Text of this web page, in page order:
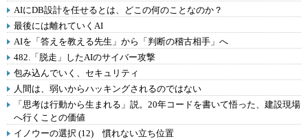
AIにDB設計を任せるとは、どこの何のことなのか？
最後には離れていくAI
AIを「答えを教える先生」から「判断の稽古相手」へ
482.「脱走」したAIのサイバー攻撃
包み込んでいく、セキュリティ
人間は、弱いからハッキングされるのではない
「思考は行動から生まれる」説。20年コードを書いて悟った、建設現場
へ行くことの価値
イノウーの選択 (12) 慣れない立ち位置